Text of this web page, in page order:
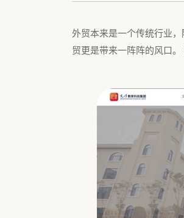
外贸本来是一个传统行业
贸更是带来一阵阵的风口